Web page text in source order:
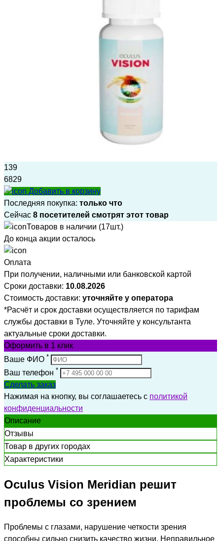
139
6829
Добавить в корзину
Последняя покупка: только что
Сейчас 8 посетителей смотрят этот товар
Товаров в наличии (17шт.)
До конца акции осталось
Оплата
При получении, наличными или банковской картой
Сроки доставки: 10.08.2026
Стоимость доставки: уточняйте у оператора
*Расчёт и срок доставки осуществляется по тарифам
службы доставки в Туле. Уточняйте у консультанта
актуальные сроки доставки.
Оформить в 1 клик
Ваше ФИО *
Ваш телефон *
Сделать заказ
Нажимая на кнопку, вы соглашаетесь с политикой
конфиденциальности
Описание
Отзывы
Товар в других городах
Характеристики
Oculus Vision Meridian решит
проблемы со зрением
Проблемы с глазами, нарушение четкости зрения
способны сильно снизить качество жизни. Неправильное